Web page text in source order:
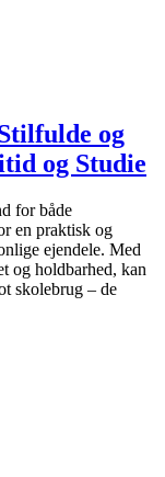
og
og Studie
for både
en praktisk og
ejendele. Med
og holdbarhed, kan
skolebrug – de